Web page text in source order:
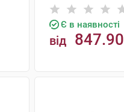
Є в наявності
від 847.90